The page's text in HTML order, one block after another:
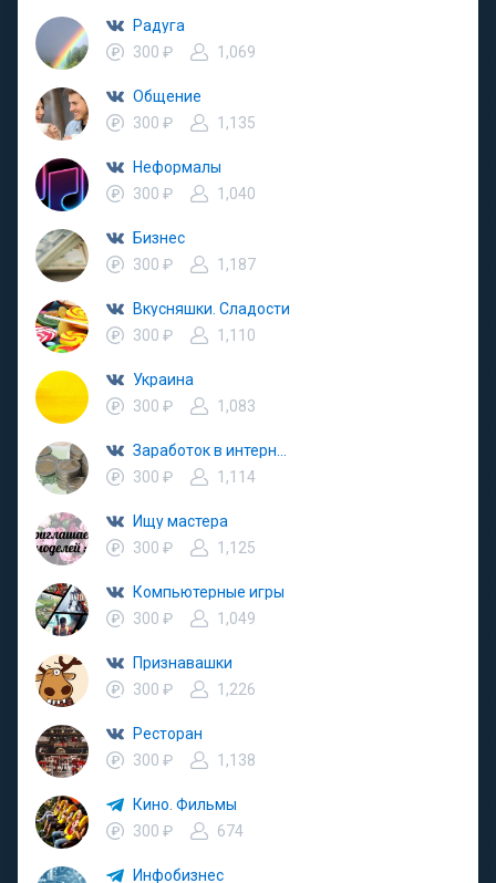
Радуга
300 ₽
1,069
Общение
300 ₽
1,135
Неформалы
300 ₽
1,040
Бизнес
300 ₽
1,187
Вкусняшки. Сладости
300 ₽
1,110
Украина
300 ₽
1,083
300 ₽
1,114
Ищу мастера
300 ₽
1,125
Компьютерные игры
300 ₽
1,049
Признавашки
300 ₽
1,226
Ресторан
300 ₽
1,138
Кино. Фильмы
300 ₽
674
Инфобизнес